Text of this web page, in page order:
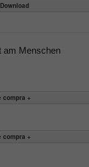
am Menschen